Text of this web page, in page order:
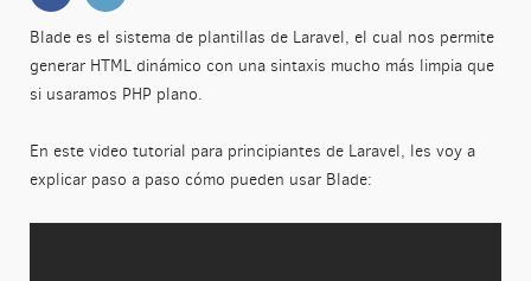
Blade es el sistema de plantillas de Laravel, el cual nos permite
generar HTML dinámico con una sintaxis mucho más limpia que
si usaramos PHP plano.
En este video tutorial para principiantes de Laravel, les voy a
explicar paso a paso cómo pueden usar Blade: